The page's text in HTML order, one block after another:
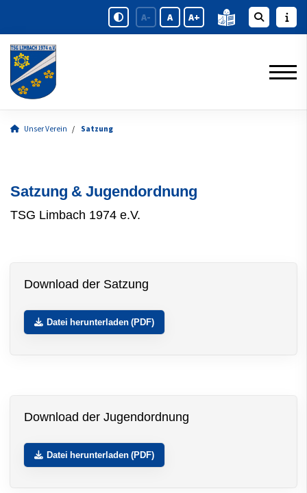
A- A A+
Unser Verein Satzung
Satzung & Jugendordnung
TSG Limbach 1974 e.V.
Download der Satzung
Datei herunterladen (PDF)
Download der Jugendordnung
Datei herunterladen (PDF)